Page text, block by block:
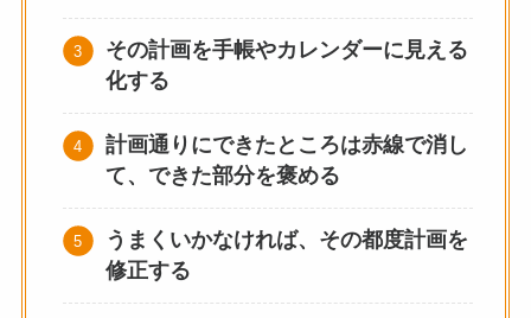
その計画を手帳やカレンダーに見える
化する
計画通りにできたところは赤線で消し
て、できた部分を褒める
うまくいかなければ、その都度計画を
修正する